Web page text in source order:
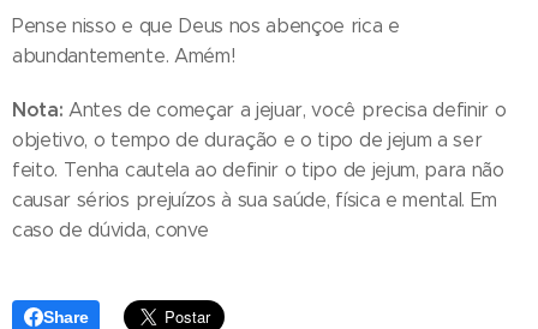
Pense nisso e que Deus nos abençoe rica e
abundantemente. Amém!
Nota: Antes de começar a jejuar, você precisa definir o
objetivo, o tempo de duração e o tipo de jejum a ser
feito. Tenha cautela ao definir o tipo de jejum, para não
causar sérios prejuízos à sua saúde, física e mental. Em
caso de dúvida, conve
Share